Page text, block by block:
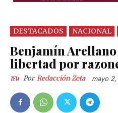
DESTACADOS NACIONAL
Benjamín
libertad por
Por Redacción Zeta mayo